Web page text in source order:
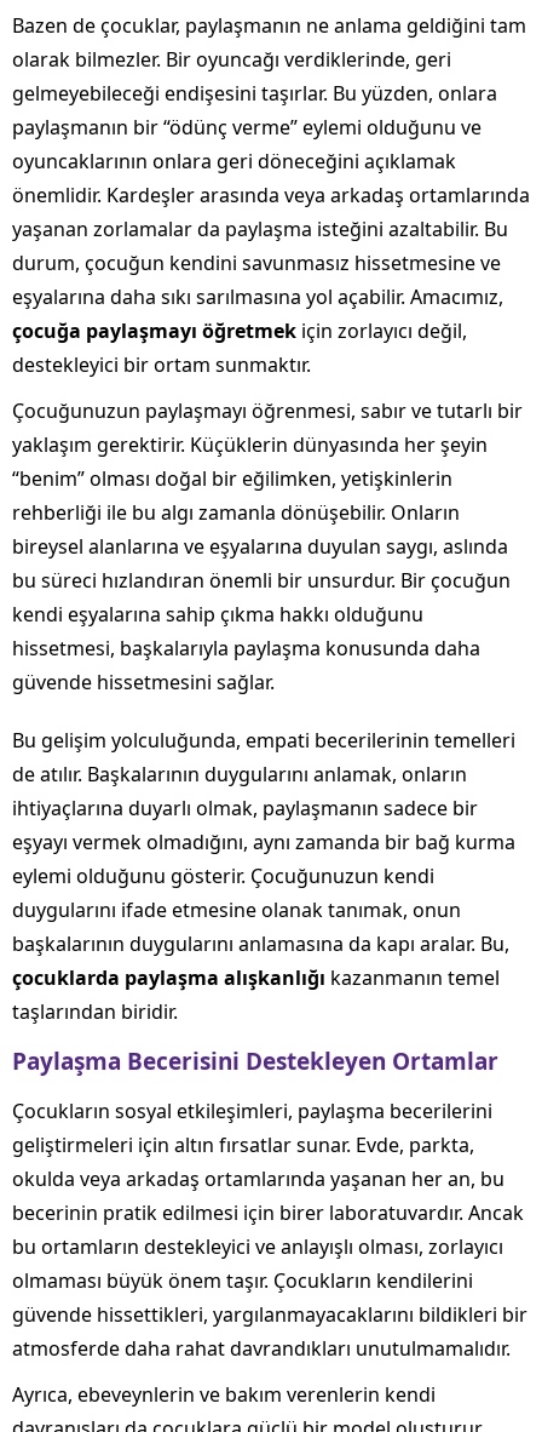
Bazen de çocuklar, paylaşmanın ne anlama geldiğini tam
olarak bilmezler. Bir oyuncağı verdiklerinde, geri
gelmeyebileceği endişesini taşırlar. Bu yüzden, onlara
paylaşmanın bir “ödünç verme” eylemi olduğunu ve
oyuncaklarının onlara geri döneceğini açıklamak
önemlidir. Kardeşler arasında veya arkadaş ortamlarında
yaşanan zorlamalar da paylaşma isteğini azaltabilir. Bu
durum, çocuğun kendini savunmasız hissetmesine ve
eşyalarına daha sıkı sarılmasına yol açabilir. Amacımız,
çocuğa paylaşmayı öğretmek için zorlayıcı değil,
destekleyici bir ortam sunmaktır.
Çocuğunuzun paylaşmayı öğrenmesi, sabır ve tutarlı bir
yaklaşım gerektirir. Küçüklerin dünyasında her şeyin
“benim” olması doğal bir eğilimken, yetişkinlerin
rehberliği ile bu algı zamanla dönüşebilir. Onların
bireysel alanlarına ve eşyalarına duyulan saygı, aslında
bu süreci hızlandıran önemli bir unsurdur. Bir çocuğun
kendi eşyalarına sahip çıkma hakkı olduğunu
hissetmesi, başkalarıyla paylaşma konusunda daha
güvende hissetmesini sağlar.
Bu gelişim yolculuğunda, empati becerilerinin temelleri
de atılır. Başkalarının duygularını anlamak, onların
ihtiyaçlarına duyarlı olmak, paylaşmanın sadece bir
eşyayı vermek olmadığını, aynı zamanda bir bağ kurma
eylemi olduğunu gösterir. Çocuğunuzun kendi
duygularını ifade etmesine olanak tanımak, onun
başkalarının duygularını anlamasına da kapı aralar. Bu,
çocuklarda paylaşma alışkanlığı kazanmanın temel
taşlarından biridir.
Paylaşma Becerisini Destekleyen Ortamlar
Çocukların sosyal etkileşimleri, paylaşma becerilerini
geliştirmeleri için altın fırsatlar sunar. Evde, parkta,
okulda veya arkadaş ortamlarında yaşanan her an, bu
becerinin pratik edilmesi için birer laboratuvardır. Ancak
bu ortamların destekleyici ve anlayışlı olması, zorlayıcı
olmaması büyük önem taşır. Çocukların kendilerini
güvende hissettikleri, yargılanmayacaklarını bildikleri bir
atmosferde daha rahat davrandıkları unutulmamalıdır.
Ayrıca, ebeveynlerin ve bakım verenlerin kendi